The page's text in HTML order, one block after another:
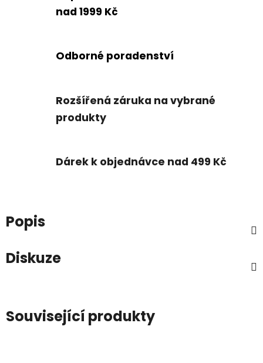
nad 1999 Kč
Odborné poradenství
Rozšířená záruka na vybrané
produkty
Dárek k objednávce nad 499 Kč
Popis
Diskuze
Související produkty